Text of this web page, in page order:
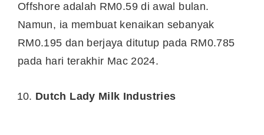
Offshore adalah RM0.59 di awal bulan.
Namun, ia membuat kenaikan sebanyak
RM0.195 dan berjaya ditutup pada RM0.785
pada hari terakhir Mac 2024.
Dutch Lady Milk Industries